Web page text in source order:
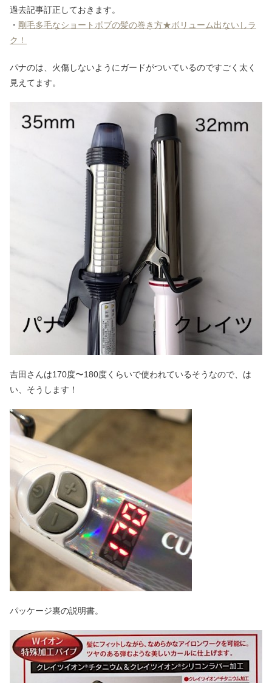
過去記事訂正しておきます。
・ 剛毛多毛なショートボブの髪の巻き方★ボリューム出ないしラ
ク！
パナのは、火傷しないようにガードがついているのですごく太く
見えてます。
吉田さんは170度〜180度くらいで使われているそうなので、は
い、そうします！
パッケージ裏の説明書。